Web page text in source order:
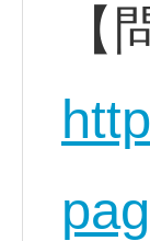
【